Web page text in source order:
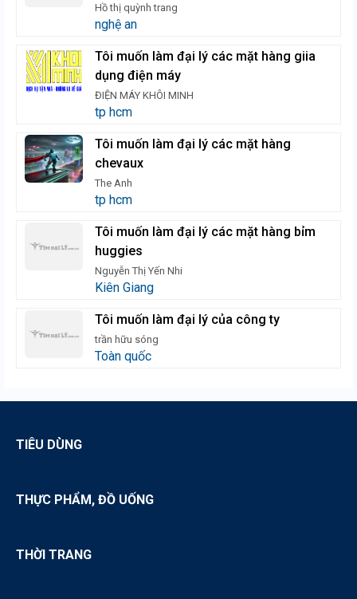
Hồ thị quỳnh trang
nghệ an
Tôi muốn làm đại lý các mặt hàng giia
dụng điện máy
ĐIỆN MÁY KHÔI MINH
tp hcm
Tôi muốn làm đại lý các mặt hàng
chevaux
The Anh
tp hcm
Tôi muốn làm đại lý các mặt hàng bỉm
huggies
Nguyễn Thị Yến Nhi
Kiên Giang
Tôi muốn làm đại lý của công ty
trần hữu sóng
Toàn quốc
TIÊU DÙNG
THỰC PHẨM, ĐỒ UỐNG
THỜI TRANG